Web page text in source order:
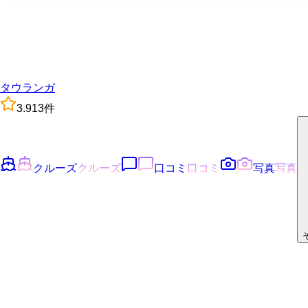
タウランガ
3.913件
クルーズクルーズ 口コミ 口コミ 写真写真